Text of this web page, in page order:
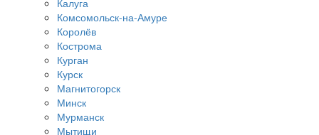
Калуга
Комсомольск-на-Амуре
Королёв
Кострома
Курган
Курск
Магнитогорск
Минск
Мурманск
Мытищи